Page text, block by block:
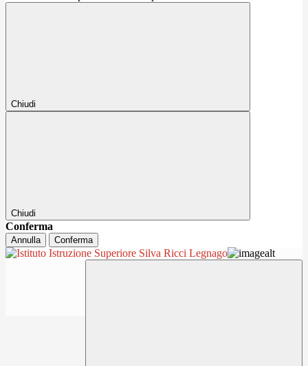
Chiudi
Chiudi
Conferma
Annulla Conferma